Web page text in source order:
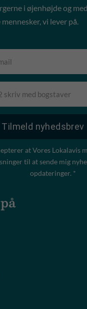
i øjenhøjde og
vi lever på.
at Vores Lokalavis
til at sende mig
opdateringer. *